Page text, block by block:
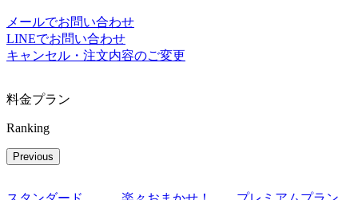
メールでお問い合わせ
LINEでお問い合わせ
キャンセル・注文内容のご変更
料金プラン
Ranking
Previous